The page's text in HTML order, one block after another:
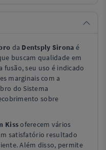
da Dentsply Sirona é
buscam qualidade em
fusão, seu uso é indicado
marginais com a
do Sistema
sobre
Kissoferecem vários
satisfatório resultado
Além disso, permite